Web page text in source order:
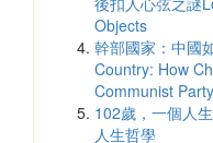
Objects
幹部國家：中國
Country: How
Communist Party
102歲，一個人
人生哲學